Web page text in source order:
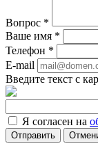
Вопрос *
Ваше имя *
Телефон *
E-mail
Введите текст с
Я согласен на